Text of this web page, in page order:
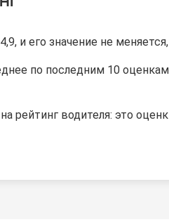
и его значение не
по последним 10
рейтинг водителя: это